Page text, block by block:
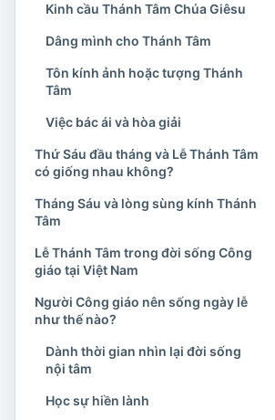
Lễ Thánh Tâm
Ngày lễ thay đổi
Lễ Thánh Tâm Chúa
Rôma, lễ được cử
Nếu tính từ lễ Chúa
Phục Sinh thay đổi
Thánh Chúa và Lễ
Ngày thứ Sáu mang
chết trên thập giá vào
thứ Sáu giúp người
Người.
Lễ được đặt sau lễ
Thánh Thể
. Trong
Kinh cầu Thánh Tâm Chúa Giêsu
Dâng mình cho Thánh Tâm
Tôn kính ảnh hoặc tượng Thánh
Tâm
Việc bác ái và hòa giải
Thứ Sáu đầu tháng và Lễ Thánh Tâm
có giống nhau không?
Tháng Sáu và lòng sùng kính Thánh
Tâm
Lễ Thánh Tâm trong đời sống Công
giáo tại Việt Nam
Người Công giáo nên sống ngày lễ
như thế nào?
Dành thời gian nhìn lại đời sống
nội tâm
Học sự hiền lành